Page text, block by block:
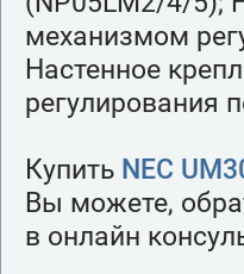
механизмом
Настенное
регулирования
Купить NEC
Вы можете,
в онлайн